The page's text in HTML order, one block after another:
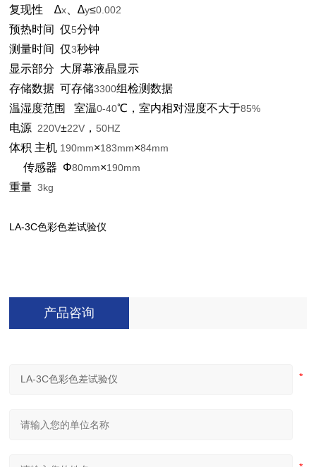
复现性 ∆x 、∆y≤0.002
预热时间 仅5分钟
测量时间
仅3秒钟
显示部分 大屏幕液晶显示
存储数据 可存储3300组检测数据
温湿度范围
室温0-40℃，室内相对湿度不大于85%
电源 220V±22V ，50HZ
体积 主机 190mm×183mm×84mm
传感器 Φ80mm×190mm
重量 3kg
LA-3C色彩色差试验仪
产品咨询